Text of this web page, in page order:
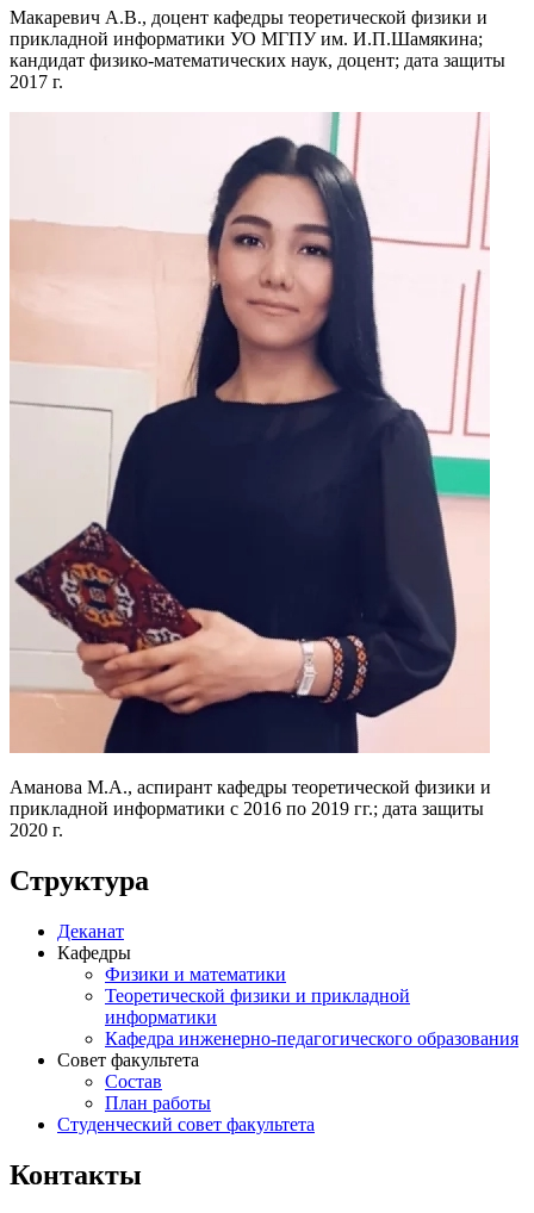
Макаревич А.В., доцент кафедры теоретической физики и
прикладной информатики УО МГПУ им. И.П.Шамякина;
кандидат физико-математических наук, доцент; дата защиты
2017 г.
Аманова М.A., аспирант кафедры теоретической физики и
прикладной информатики с 2016 по 2019 гг.; дата защиты
2020 г.
Структура
Деканат
Кафедры
Физики и математики
Теоретической физики и прикладной
информатики
Кафедра инженерно-педагогического образования
Совет факультета
Состав
План работы
Студенческий совет факультета
Контакты